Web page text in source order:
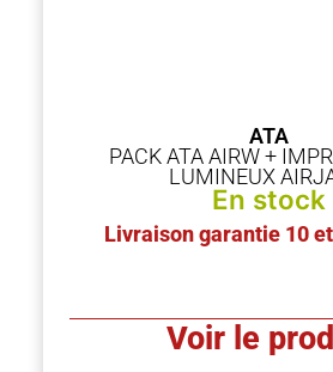
ATA
PACK ATA AIRW +
LUMINEUX
En stock
Livraison garantie 10
Voir le